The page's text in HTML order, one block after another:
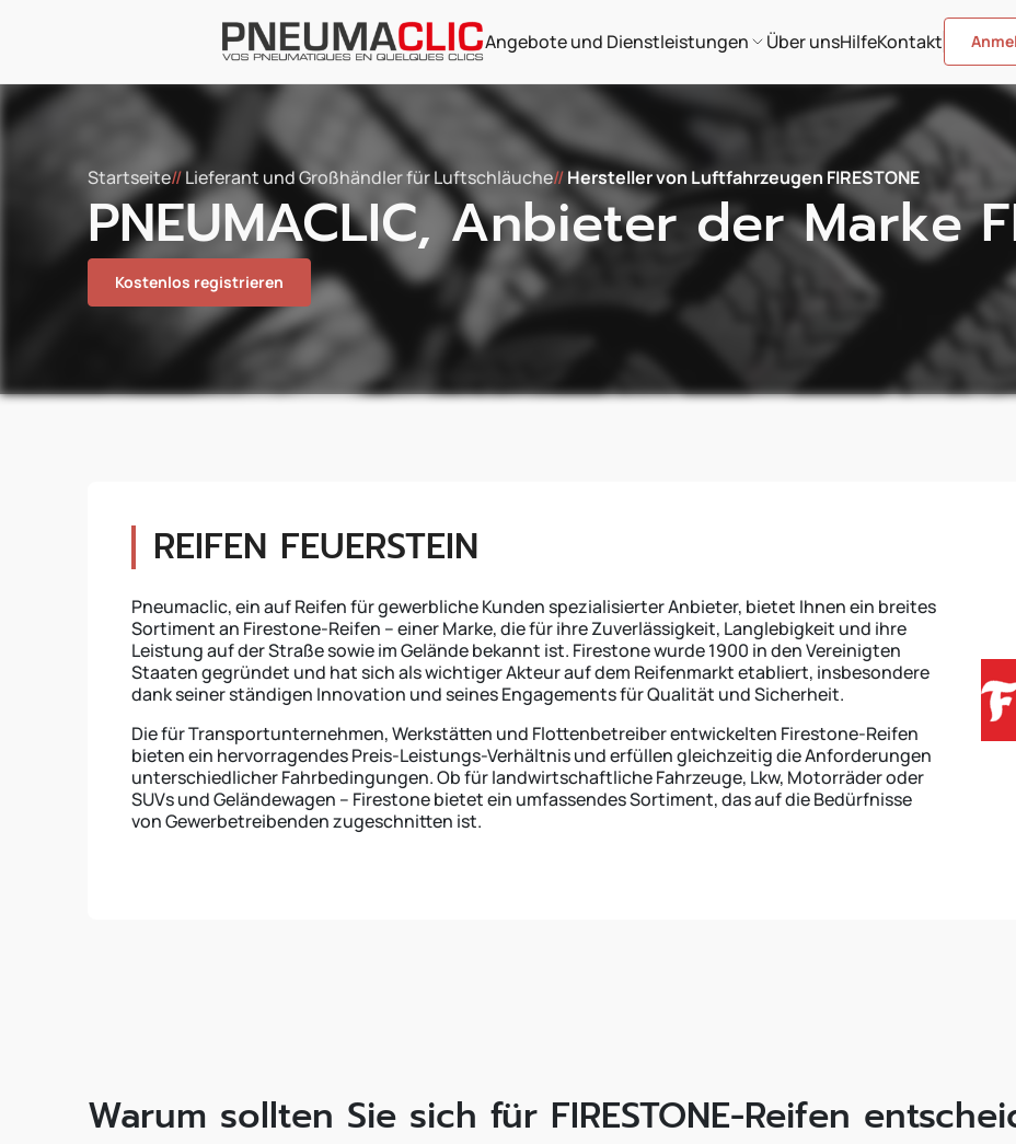
Angebote und Dienstleistungen Über unsHilfeKontakt
Startseite//Lieferant und Großhändler für Luftschläuche//Hersteller von Luftfahrzeugen FIRESTONE
PNEUMACLIC, Anbieter der Marke
Kostenlos registrieren
REIFEN FEUERSTEIN
Pneumaclic, ein auf Reifen für gewerbliche Kunden spezialisierter Anbieter, bietet Ihnen ein breites
Sortiment an Firestone-Reifen – einer Marke, die für ihre Zuverlässigkeit, Langlebigkeit und ihre
Leistung auf der Straße sowie im Gelände bekannt ist. Firestone wurde 1900 in den Vereinigten
Staaten gegründet und hat sich als wichtiger Akteur auf dem Reifenmarkt etabliert, insbesondere
dank seiner ständigen Innovation und seines Engagements für Qualität und Sicherheit.
Die für Transportunternehmen, Werkstätten und Flottenbetreiber entwickelten Firestone-Reifen
bieten ein hervorragendes Preis-Leistungs-Verhältnis und erfüllen gleichzeitig die Anforderungen
unterschiedlicher Fahrbedingungen. Ob für landwirtschaftliche Fahrzeuge, Lkw, Motorräder oder
SUVs und Geländewagen – Firestone bietet ein umfassendes Sortiment, das auf die Bedürfnisse
von Gewerbetreibenden zugeschnitten ist.
Warum sollten Sie sich für FIRESTONE-Reifen